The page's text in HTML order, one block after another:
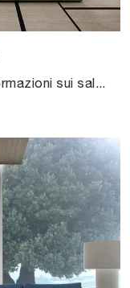
Clicca e ottieni informazioni sui salotti moderni di Felis! Molteplici modelli di divani, come Superneutro, ti aspettano.